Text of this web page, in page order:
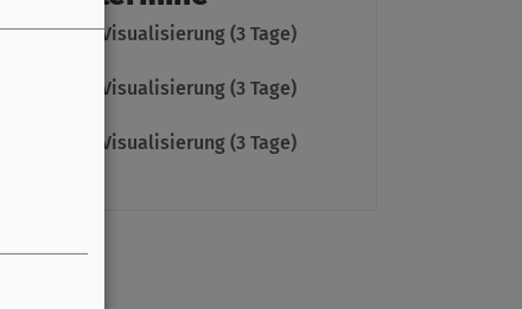
inkl. Visualisierung (3 Tage)
inkl. Visualisierung (3 Tage)
inkl. Visualisierung (3 Tage)